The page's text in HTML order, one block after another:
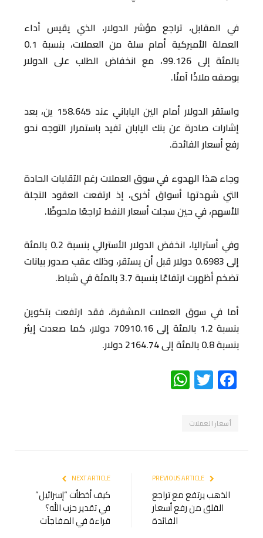
في المقابل، تراجع مؤشر الدولار، الذي يقيس أداء
العملة الأميركية أمام سلة من العملات، بنسبة 0.1
بالمئة إلى 99.126، مع انخفاض الطلب على الدولار
بوصفه ملاذًا آمنًا.
واستقر الدولار أمام الين الياباني عند 158.645 ين، بعد
إشارات صادرة عن بنك اليابان تفيد باستمرار التوجه نحو
رفع أسعار الفائدة.
وجاء هذا الهدوء في سوق العملات رغم التقلبات الحادة
التي شهدتها أسواق أخرى، إذ ارتفعت العقود الآجلة
للأسهم، في حين سجلت أسعار النفط تراجعًا ملحوظًا.
وفي أستراليا، انخفض الدولار الأسترالي بنسبة 0.2 بالمئة
إلى 0.6983 دولار قبل أن يستقر، وذلك عقب صدور بيانات
تضخم أظهرت ارتفاعًا بنسبة 3.7 بالمئة في شباط.
أما في سوق العملات المشفرة، فقد ارتفعت بتكوين
بنسبة 1.2 بالمئة إلى 70910.16 دولار، كما صعدت إيثر
بنسبة 0.8 بالمئة إلى 2164.74 دولار.
Facebook
Twitter
WhatsApp
أسعار العملات
الذهب يرتفع مع تراجع
القلق من رفع أسعار
الفائدة
NEXT ARTICLE
كيف أخطأت “إسرائيل”
في تقدير حزب الله؟
قراءة في المفاجآت